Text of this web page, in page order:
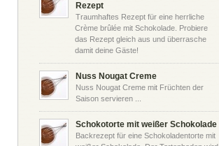
Rezept
Traumhaftes Rezept für eine herrliche
Crème brûlée mit Schokolade. Probiere
das Rezept gleich aus und überrasche
damit deine Gäste!
Nuss Nougat Creme
Nuss Nougat Creme mit Früchten der
Saison servieren ...
Schokotorte mit weißer Schokolade
Backrezept für eine Schokoladentorte mit